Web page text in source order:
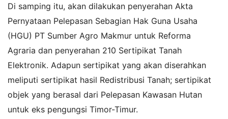
Di samping itu, akan dilakukan penyerahan Akta
Pernyataan Pelepasan Sebagian Hak Guna Usaha
(HGU) PT Sumber Agro Makmur untuk Reforma
Agraria dan penyerahan 210 Sertipikat Tanah
Elektronik. Adapun sertipikat yang akan diserahkan
meliputi sertipikat hasil Redistribusi Tanah; sertipikat
objek yang berasal dari Pelepasan Kawasan Hutan
untuk eks pengungsi Timor-Timur.